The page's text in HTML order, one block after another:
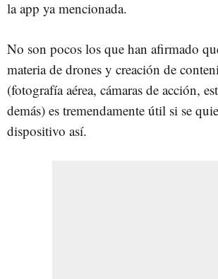
la app ya mencionada.
No son pocos los que han afirmado
materia de drones y creación de
(fotografía aérea, cámaras de acción,
demás) es tremendamente útil si se
dispositivo así.